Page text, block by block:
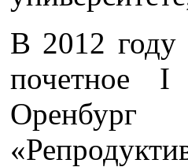
В 2012
почетное I
Оренбург